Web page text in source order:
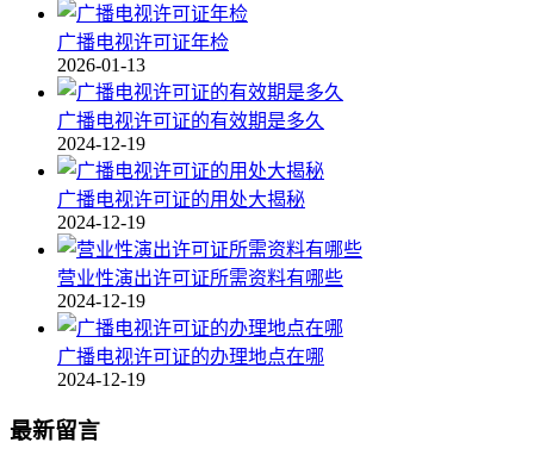
广播电视许可证年检
2026-01-13
广播电视许可证的有效期是多久
2024-12-19
广播电视许可证的用处大揭秘
2024-12-19
营业性演出许可证所需资料有哪些
2024-12-19
广播电视许可证的办理地点在哪
2024-12-19
最新留言